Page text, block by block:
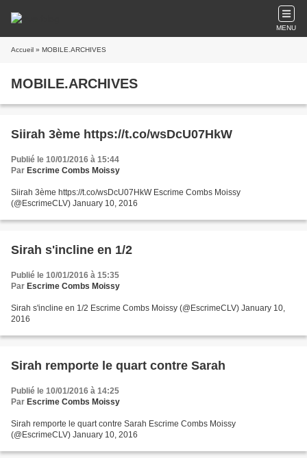
MENU
Accueil » MOBILE.ARCHIVES
MOBILE.ARCHIVES
Siirah 3ème https://t.co/wsDcU07HkW
Publié le 10/01/2016 à 15:44
Par Escrime Combs Moissy
Siirah 3ème https://t.co/wsDcU07HkW Escrime Combs Moissy
(@EscrimeCLV) January 10, 2016
Sirah s'incline en 1/2
Publié le 10/01/2016 à 15:35
Par Escrime Combs Moissy
Sirah s'incline en 1/2 Escrime Combs Moissy (@EscrimeCLV) January 10,
2016
Sirah remporte le quart contre Sarah
Publié le 10/01/2016 à 14:25
Par Escrime Combs Moissy
Sirah remporte le quart contre Sarah Escrime Combs Moissy
(@EscrimeCLV) January 10, 2016